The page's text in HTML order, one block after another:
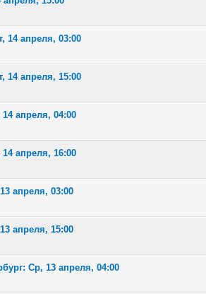
оценка: 1.67 из 5
2345
14 апреля, 03:00
оценка: 1.5 из 5
1 23 45
14 апреля, 15:00
оценка: 2.5 из 5
1 23 45
апреля, 04:00
оценка: 2.4 из 5
2 3 45
апреля, 16:00
оценка: 2.67 из 5
2 3 45
апреля, 03:00
оценка: 2.82 из 5
12 345
апреля, 15:00
оценка: 3 из 5
12 345
Ср, 13 апреля, 04:00
оценка: 1 из 5
234 5